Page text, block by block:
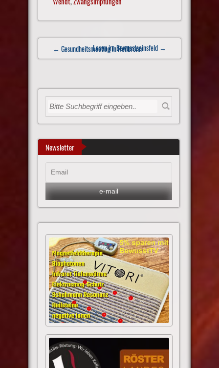
Post
navigation
← Gesundheitsmeeting in Heilbronn
Lesen im Bewusstseinsfeld →
Newsletter